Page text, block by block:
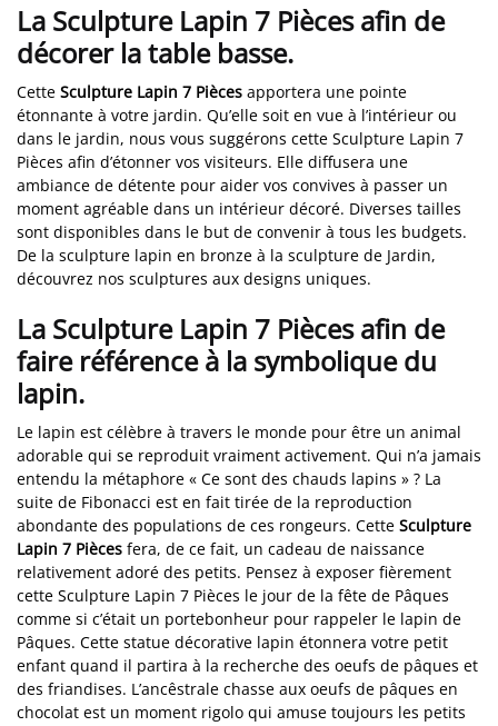
La Sculpture Lapin 7 Pièces afin de
décorer la table basse.
Cette Sculpture Lapin 7 Pièces apportera une pointe
étonnante à votre jardin. Qu’elle soit en vue à l’intérieur ou
dans le jardin, nous vous suggérons cette Sculpture Lapin 7
Pièces afin d’étonner vos visiteurs. Elle diffusera une
ambiance de détente pour aider vos convives à passer un
moment agréable dans un intérieur décoré. Diverses tailles
sont disponibles dans le but de convenir à tous les budgets.
De la sculpture lapin en bronze à la sculpture de Jardin,
découvrez nos sculptures aux designs uniques.
La Sculpture Lapin 7 Pièces afin de
faire référence à la symbolique du
lapin.
Le lapin est célèbre à travers le monde pour être un animal
adorable qui se reproduit vraiment activement. Qui n’a jamais
entendu la métaphore « Ce sont des chauds lapins » ? La
suite de Fibonacci est en fait tirée de la reproduction
abondante des populations de ces rongeurs. Cette Sculpture
Lapin 7 Pièces fera, de ce fait, un cadeau de naissance
relativement adoré des petits. Pensez à exposer fièrement
cette Sculpture Lapin 7 Pièces le jour de la fête de Pâques
comme si c’était un portebonheur pour rappeler le lapin de
Pâques. Cette statue décorative lapin étonnera votre petit
enfant quand il partira à la recherche des oeufs de pâques et
des friandises. L’ancêstrale chasse aux oeufs de pâques en
chocolat est un moment rigolo qui amuse toujours les petits